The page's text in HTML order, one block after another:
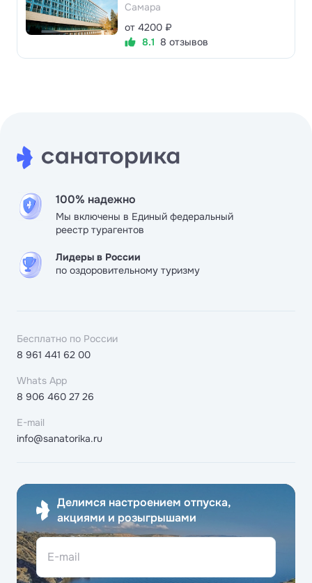
Самара
от 4200 ₽
8.1 8 отзывов
100% надежно
Мы включены в Единый федеральный
реестр турагентов
Лидеры в России
по оздоровительному туризму
Бесплатно по России
8 961 441 62 00
Whats App
8 906 460 27 26
E-mail
info@sanatorika.ru
Делимся настроением отпуска,
акциями и розыгрышами
E-mail